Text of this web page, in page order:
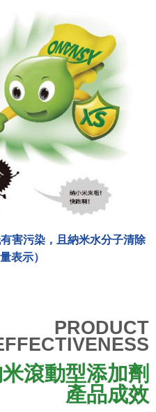
害污染，且納米水分子清除
表示）
PRODUCT
滾動型添加劑
產品成效